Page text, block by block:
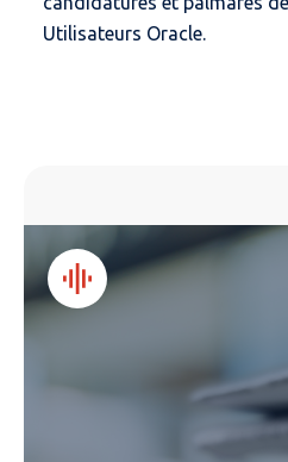
Utilisateurs Oracle.